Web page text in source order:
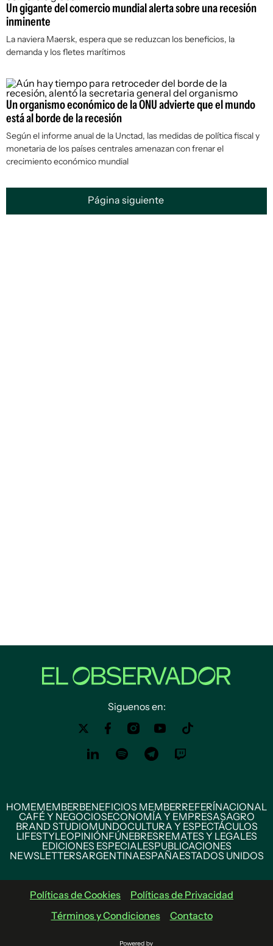
Un gigante del comercio mundial alerta sobre una recesión
inminente
La naviera Maersk, espera que se reduzcan los beneficios, la
demanda y los fletes marítimos
Un organismo económico de la ONU advierte que el mundo
está al borde de la recesión
Según el informe anual de la Unctad, las medidas de política fiscal y
monetaria de los países centrales amenazan con frenar el
crecimiento económico mundial
Página siguiente
Siguenos en:
HOMEMEMBERBENEFICIOS MEMBERREFERÍNACIONAL
CAFÉ Y NEGOCIOSECONOMÍA Y EMPRESASAGRO
BRAND STUDIOMUNDOCULTURA Y ESPECTÁCULOS
LIFESTYLEOPINIÓNFÚNEBRESREMATES Y LEGALES
EDICIONES ESPECIALESPUBLICACIONES
NEWSLETTERSARGENTINAESPAÑAESTADOS UNIDOS
Políticas de Cookies
Políticas de Privacidad
Términos y Condiciones
Contacto